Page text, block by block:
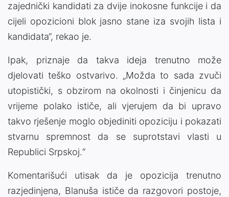
zajednički kandidati za dvije inokosne funkcije i da
cijeli opozicioni blok jasno stane iza svojih lista i
kandidata“, rekao je.
Ipak, priznaje da takva ideja trenutno može
djelovati teško ostvarivo. „Možda to sada zvuči
utopistički, s obzirom na okolnosti i činjenicu da
vrijeme polako ističe, ali vjerujem da bi upravo
takvo rješenje moglo objediniti opoziciju i pokazati
stvarnu spremnost da se suprotstavi vlasti u
Republici Srpskoj.“
Komentarišući utisak da je opozicija trenutno
razjedinjena, Blanuša ističe da razgovori postoje,